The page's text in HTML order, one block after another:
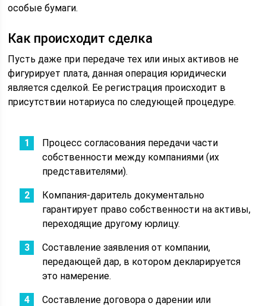
особые бумаги.
Как происходит сделка
Пусть даже при передаче тех или иных активов не
фигурирует плата, данная операция юридически
является сделкой. Ее регистрация происходит в
присутствии нотариуса по следующей процедуре.
Процесс согласования передачи части
собственности между компаниями (их
представителями).
Компания-даритель документально
гарантирует право собственности на активы,
переходящие другому юрлицу.
Составление заявления от компании,
передающей дар, в котором декларируется
это намерение.
Составление договора о дарении или